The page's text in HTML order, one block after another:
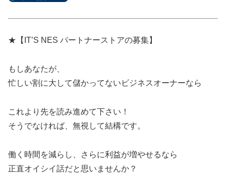
★【IT’S NES パートナーストアの募集】
もしあなたが、
忙しい割に大して儲かってないビジネスオーナーなら
これより先を読み進めて下さい！
そうでなければ、無視して結構です。
働く時間を減らし、さらに利益が増やせるなら
正直オイシイ話だと思いませんか？